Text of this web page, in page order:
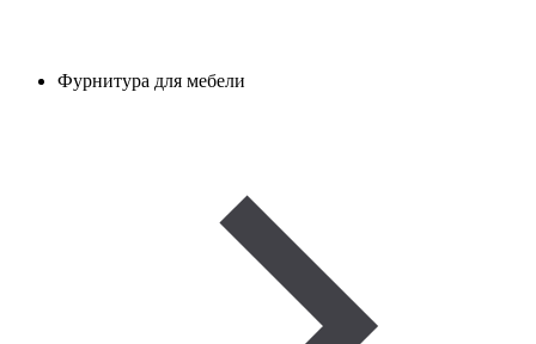
Фурнитура для мебели